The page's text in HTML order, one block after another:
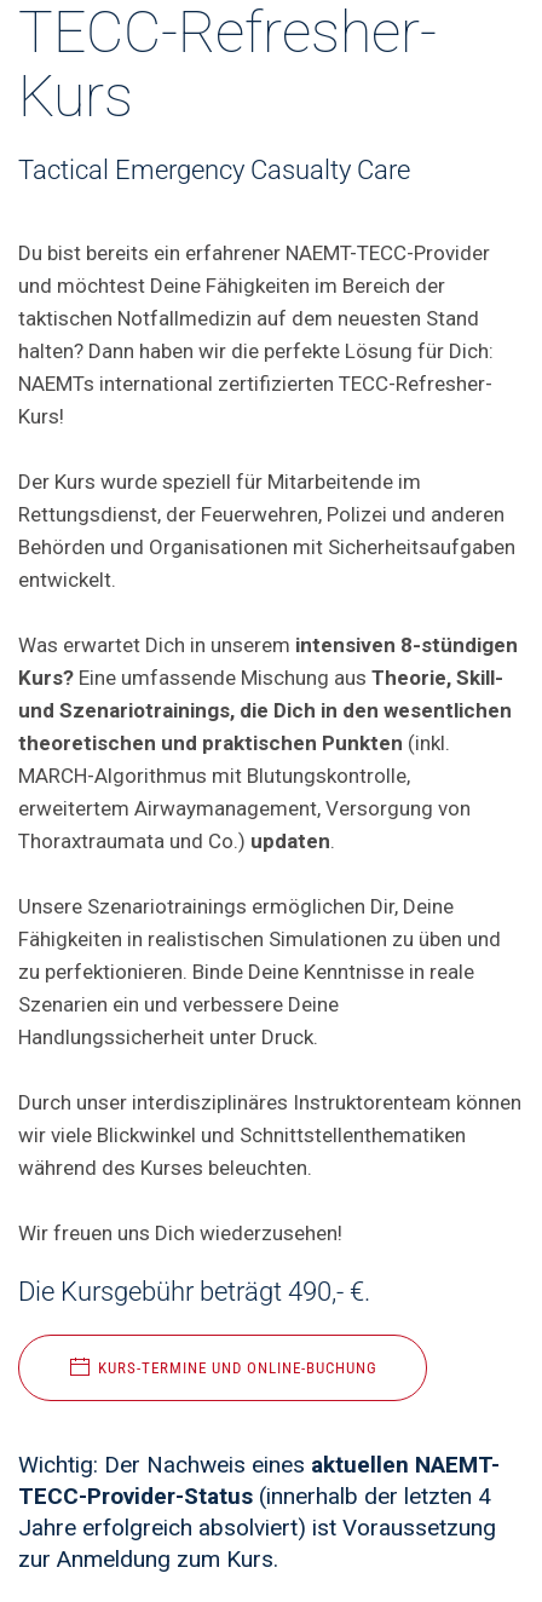
TECC-Refresher-
Kurs
Tactical Emergency Casualty Care
Du bist bereits ein erfahrener NAEMT-TECC-Provider
und möchtest Deine Fähigkeiten im Bereich der
taktischen Notfallmedizin auf dem neuesten Stand
halten? Dann haben wir die perfekte Lösung für Dich:
NAEMTs international zertifizierten TECC-Refresher-
Kurs!
Der Kurs wurde speziell für Mitarbeitende im
Rettungsdienst, der Feuerwehren, Polizei und anderen
Behörden und Organisationen mit Sicherheitsaufgaben
entwickelt.
Was erwartet Dich in unserem intensiven 8-stündigen
Kurs? Eine umfassende Mischung aus Theorie, Skill-
und Szenariotrainings, die Dich in den wesentlichen
theoretischen und praktischen Punkten (inkl.
MARCH-Algorithmus mit Blutungskontrolle,
erweitertem Airwaymanagement, Versorgung von
Thoraxtraumata und Co.) updaten.
Unsere Szenariotrainings ermöglichen Dir, Deine
Fähigkeiten in realistischen Simulationen zu üben und
zu perfektionieren. Binde Deine Kenntnisse in reale
Szenarien ein und verbessere Deine
Handlungssicherheit unter Druck.
Durch unser interdisziplinäres Instruktorenteam können
wir viele Blickwinkel und Schnittstellenthematiken
während des Kurses beleuchten.
Wir freuen uns Dich wiederzusehen!
Die Kursgebühr beträgt 490,- €.
KURS-TERMINE UND ONLINE-BUCHUNG
Wichtig: Der Nachweis eines aktuellen NAEMT-
TECC-Provider-Status (innerhalb der letzten 4
Jahre erfolgreich absolviert) ist Voraussetzung
zur Anmeldung zum Kurs.